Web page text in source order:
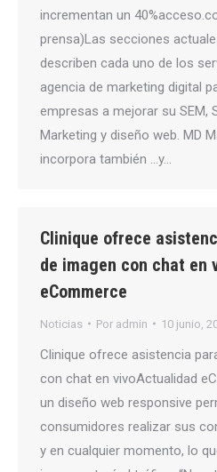
incrementan un
prensa)Las secciones
describen cada uno de los
agencia de marketing digital
empresas a mejorar su SEM,
Marketing y diseño web. MD
incorpora también …y…
Clinique ofrece
de imagen con chat en
eCommerce
Noticias Por admin 10 junio,
Clinique ofrece asistencia
con chat en vivoActualidad
un diseño web responsive
consumidores realizar sus
y en cualquier momento, lo